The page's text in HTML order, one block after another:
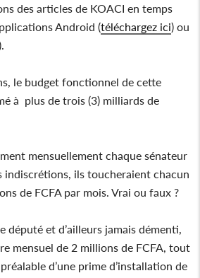
des articles de KOACI en temps
Android (téléchargez ici) ou
le budget fonctionnel de cette
à plus de trois (3) milliards de
mensuellement chaque sénateur
indiscrétions, ils toucheraient chacun
de FCFA par mois. Vrai ou faux ?
député et d’ailleurs jamais démenti,
mensuel de 2 millions de FCFA, tout
d’une prime d’installation de